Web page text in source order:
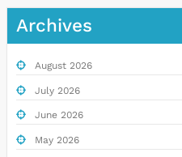
Archives
August 2026
July 2026
June 2026
May 2026